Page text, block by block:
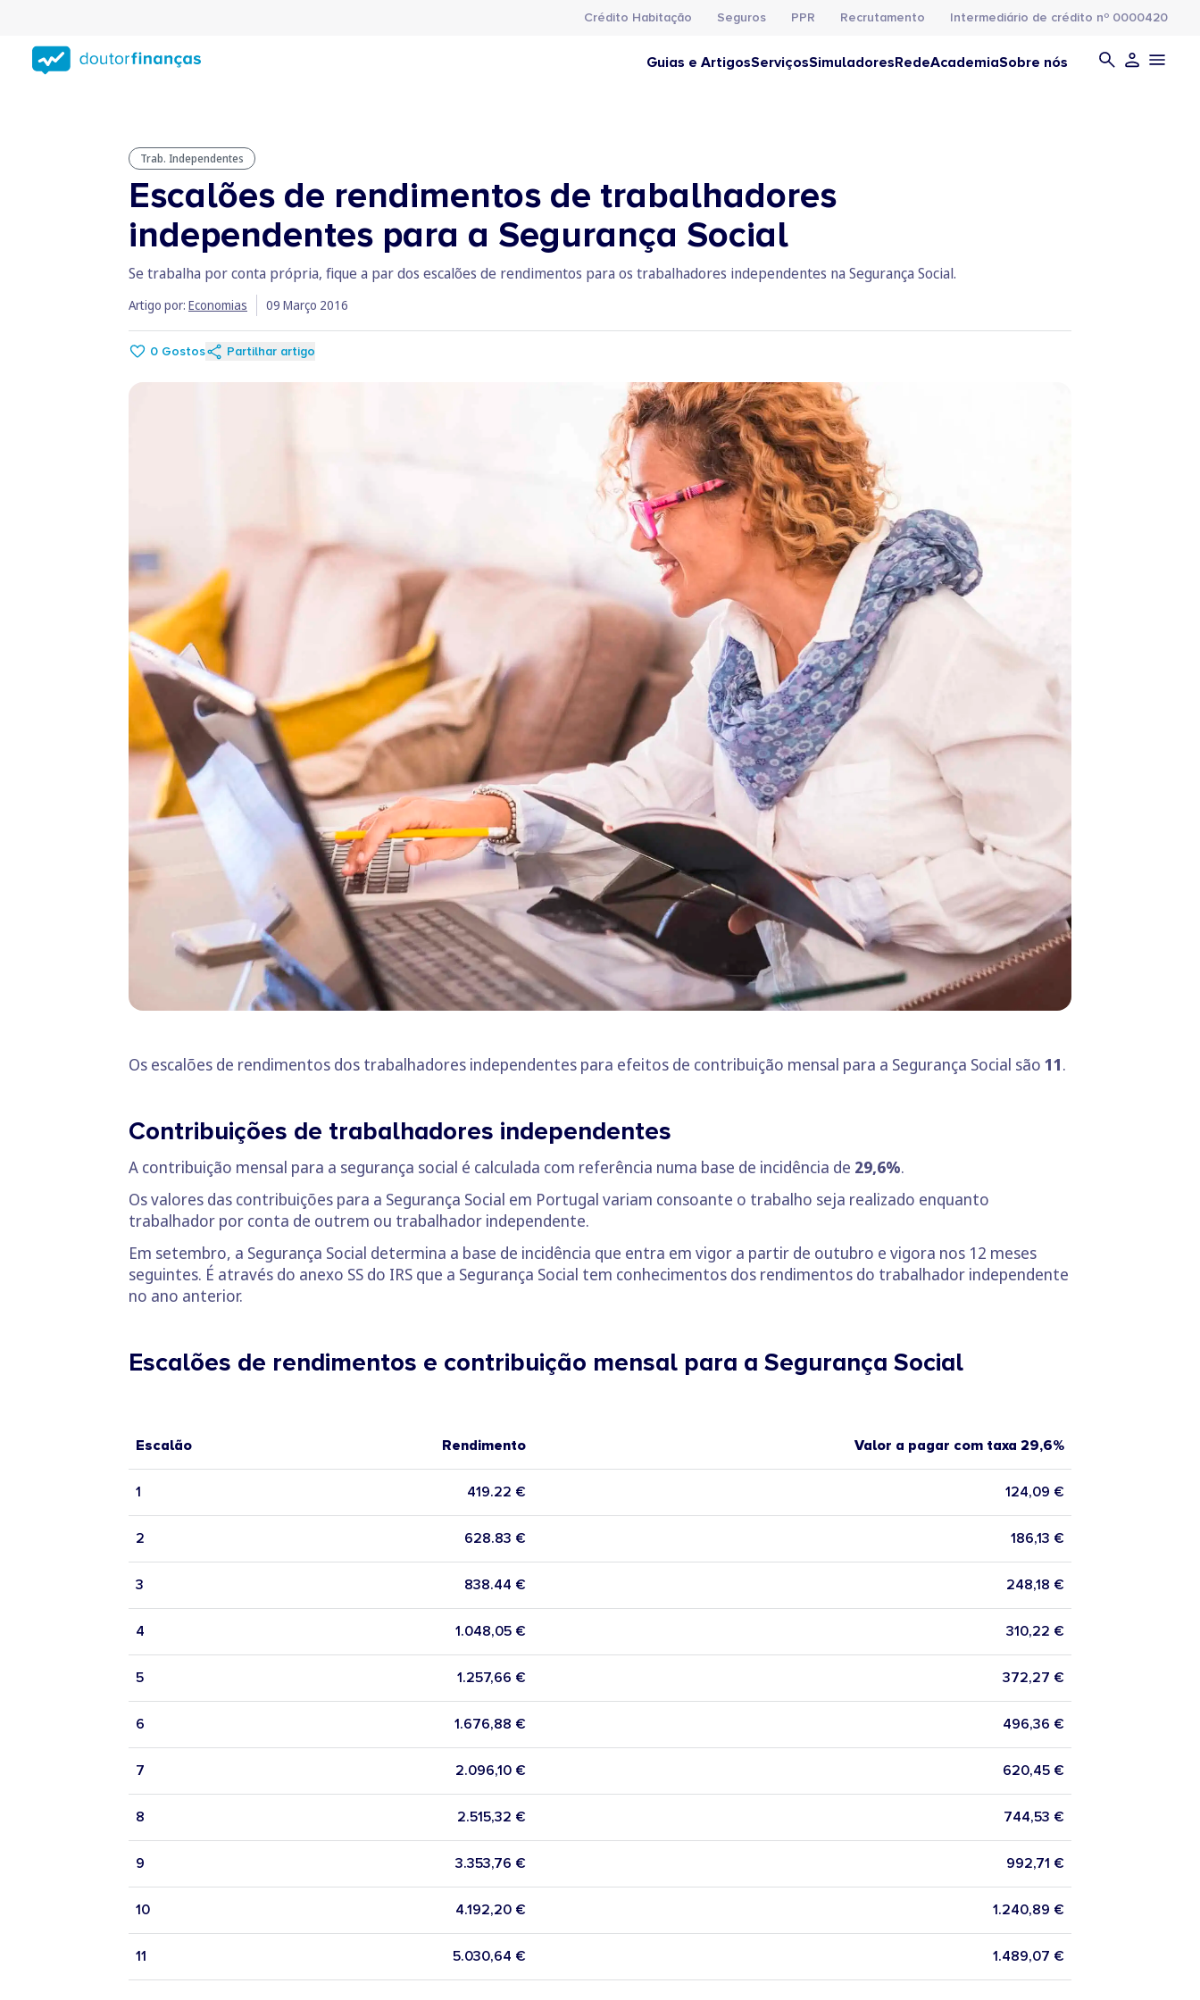
conteúdo
principal
Crédito Habitação Seguros PPR Recrutamento Intermediário de crédito nº 0000420
Guias e ArtigosServiçosSimuladoresRedeAcademiaSobre nós
Trab. Independentes
Escalões de rendimentos de trabalhadores
independentes para a Segurança Social
Se trabalha por conta própria, fique a par dos escalões de rendimentos para os trabalhadores independentes na Segurança Social.
Artigo por: Economias 09 Março 2016
0 Gostos Partilhar artigo
Os escalões de rendimentos dos trabalhadores independentes para efeitos de contribuição mensal para a Segurança Social são 11.
Contribuições de trabalhadores independentes
A contribuição mensal para a segurança social é calculada com referência numa base de incidência de 29,6%.
Os valores das contribuições para a Segurança Social em Portugal variam consoante o trabalho seja realizado enquanto
trabalhador por conta de outrem ou trabalhador independente.
Em setembro, a Segurança Social determina a base de incidência que entra em vigor a partir de outubro e vigora nos 12 meses
seguintes. É através do anexo SS do IRS que a Segurança Social tem conhecimentos dos rendimentos do trabalhador independente
no ano anterior.
Escalões de rendimentos e contribuição mensal para a Segurança Social
Escalão Rendimento Valor a pagar com taxa 29,6%
1 419.22 € 124,09 €
2 628.83 € 186,13 €
3 838.44 € 248,18 €
4 1.048,05 € 310,22 €
5 1.257,66 € 372,27 €
6 1.676,88 € 496,36 €
7 2.096,10 € 620,45 €
8 2.515,32 € 744,53 €
9 3.353,76 € 992,71 €
10 4.192,20 € 1.240,89 €
11 5.030,64 € 1.489,07 €